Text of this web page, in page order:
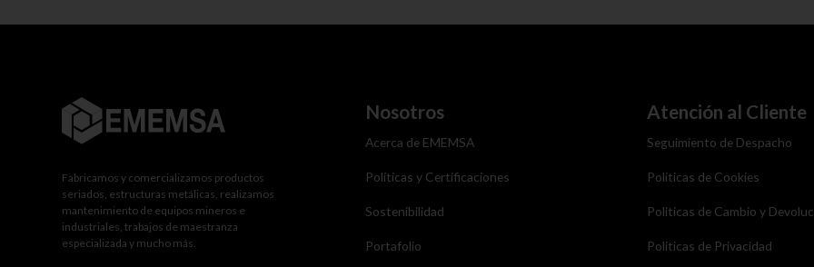
Fabricamos y comercializamos productos
seriados, estructuras metálicas, realizamos
mantenimiento de equipos mineros e
industriales, trabajos de maestranza
especializada y mucho más.
Nosotros
Acerca de EMEMSA
Políticas y Certificaciones
Sostenibilidad
Portafolio
Atención al Cliente
Seguimiento de Despacho
Politicas de Cookies
Politicas de Cambio y
Politicas de Privacidad